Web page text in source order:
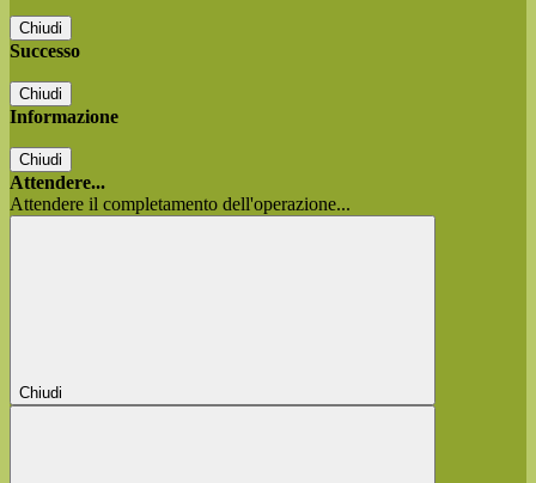
Chiudi
Successo
Chiudi
Informazione
Chiudi
Attendere...
Attendere il completamento dell'operazione...
Chiudi